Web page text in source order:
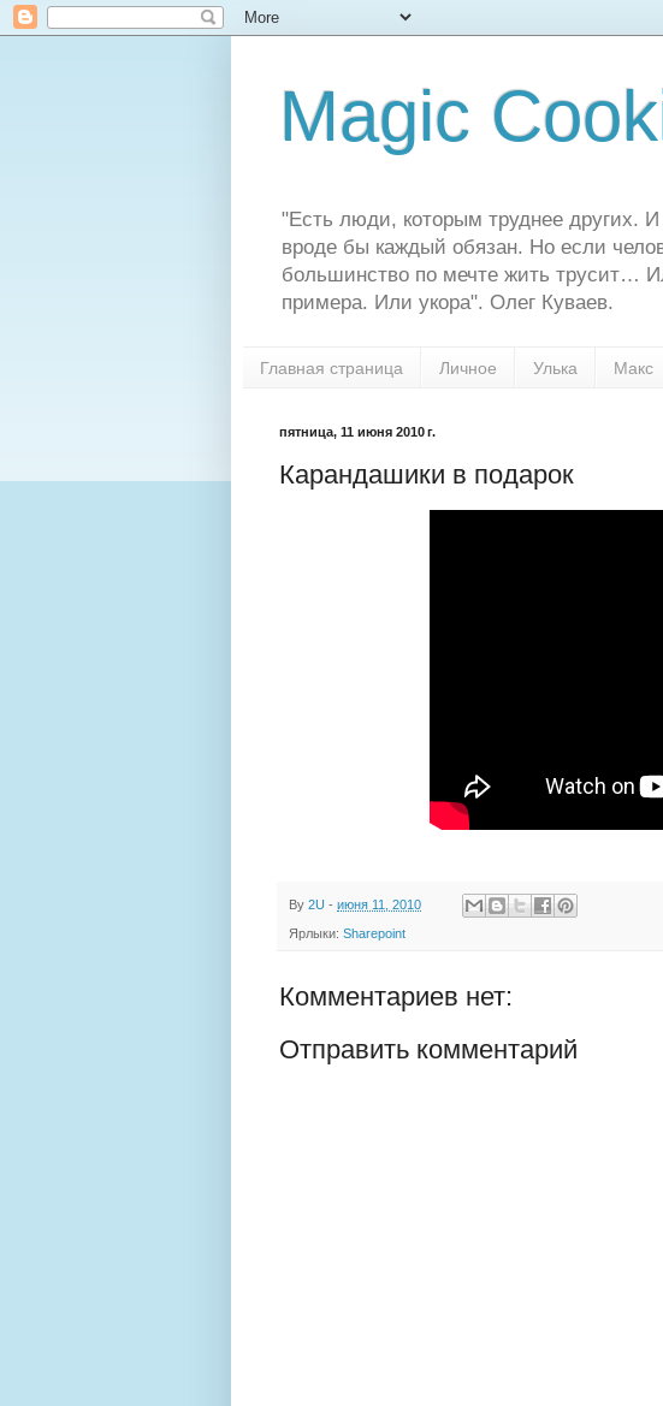
Magic
"Есть люди, которым труднее других.
вроде бы каждый обязан. Но если
большинство по мечте жить трусит…
примера. Или укора". Олег Куваев.
Главная страница Личное Улька Макс
пятница, 11 июня 2010 г.
Карандашики в подарок
By 2U - июня 11, 2010
Ярлыки: Sharepoint
Комментариев нет:
Отправить комментарий